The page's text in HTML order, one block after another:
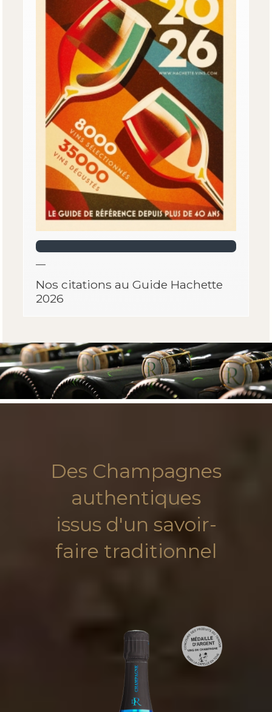
—
Nos citations au Guide Hachette
2026
Des Champagnes
authentiques
issus d'un savoir-
faire traditionnel